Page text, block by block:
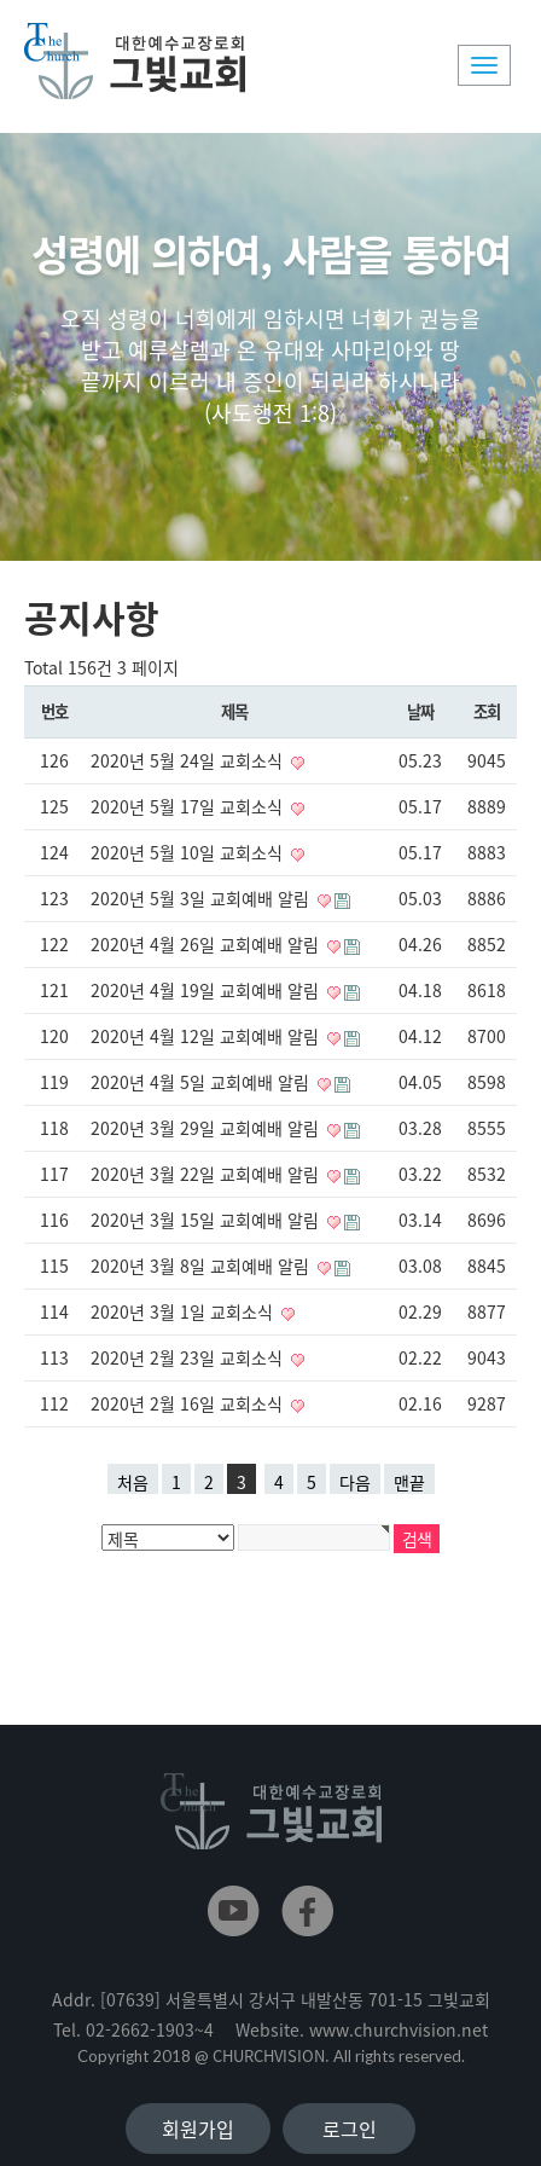
Toggle
성령에 의하여, 사람을 통하여
오직 성령이 너희에게 임하시면 너희가 권능을
받고 예루살렘과 온 유대와 사마리아와 땅
끝까지 이르러 내 증인이 되리라 하시니라
(사도행전 1:8)
공지사항
Total 156건 3 페이지
번호 제목 날짜 조회
126 2020년 5월 24일 교회소식 05.23
9045
125
2020년 5월 17일 교회소식 05.17
8889
124
2020년 5월 10일 교회소식 05.17
8883
123
2020년 5월 3일 교회예배 알림 05.03
8886
122
2020년 4월 26일 교회예배 알림 04.26
8852
121
2020년 4월 19일 교회예배 알림 04.18
8618
120
2020년 4월 12일 교회예배 알림 04.12
8700
119
2020년 4월 5일 교회예배 알림 04.05
8598
118
2020년 3월 29일 교회예배 알림 03.28
8555
117
2020년 3월 22일 교회예배 알림 03.22
8532
116
2020년 3월 15일 교회예배 알림 03.14
8696
115
2020년 3월 8일 교회예배 알림 03.08
8845
114
2020년 3월 1일 교회소식 02.29
8877
113
2020년 2월 23일 교회소식 02.22
9043
112
2020년 2월 16일 교회소식 02.16 9287
처음 1 2 3 4 5 다음 맨끝
Addr. [07639] 서울특별시 강서구 내발산동 701-15 그빛교회
Tel. 02-2662-1903~4 Website. www.churchvision.net
Copyright 2018 @ CHURCHVISION. All rights reserved.
회원가입 로그인